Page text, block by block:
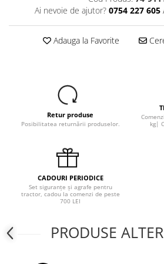
1.6. Electrice
1.6.1. Acumulatori
1.6.3. Instalații de Iluminat
1.6.4. Demaroare
masurare/testare
1.6.5. Întrerupătoare
1.6.7. Diverse
Ai nevoie de ajutor? 0754 227 605
Adauga la Favorite
Retur produse
Posibilitatea returnării produselor.
kg|
CADOURI PERIODICE
Set siguranțe și agrafe pentru
tractor, cadou la comenzi de peste
700 LEI
PRODUSE